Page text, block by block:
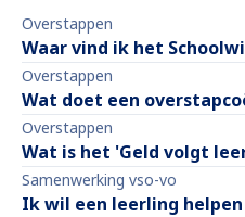
Overstappen
Waar vind ik het
Overstappen
Wat doet een
Overstappen
Wat is het 'Geld volgt
Samenwerking vso-vo
Ik wil een leerling